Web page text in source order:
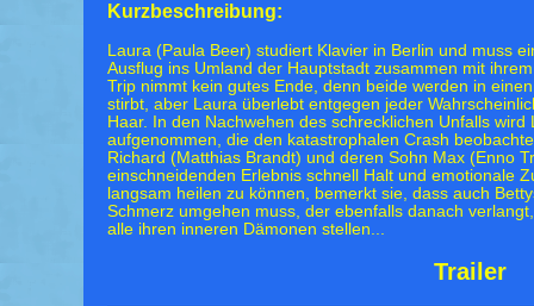
Kurzbeschreibung:
Laura (Paula Beer) studiert Klavier in Berlin und muss
Ausflug ins Umland der Hauptstadt zusammen mit
Trip nimmt kein gutes Ende, denn beide werden in
stirbt, aber Laura überlebt entgegen jeder
Haar. In den Nachwehen des schrecklichen Unfalls
aufgenommen, die den katastrophalen Crash
Richard (Matthias Brandt) und deren Sohn Max (Enno
einschneidenden Erlebnis schnell Halt und emotionale
langsam heilen zu können, bemerkt sie, dass auch
Schmerz umgehen muss, der ebenfalls danach
alle ihren inneren Dämonen stellen...
Trailer